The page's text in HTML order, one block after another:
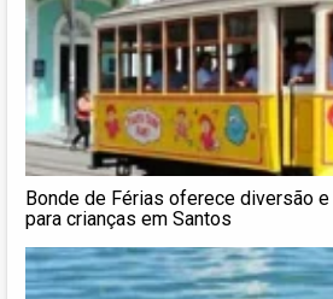
Bonde de Férias oferece diversão
para crianças em Santos